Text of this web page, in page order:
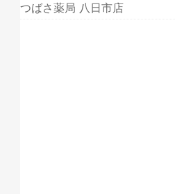
つばさ薬局 八日市店